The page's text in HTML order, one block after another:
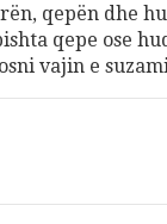
qepën dhe
qepe ose
vajin e